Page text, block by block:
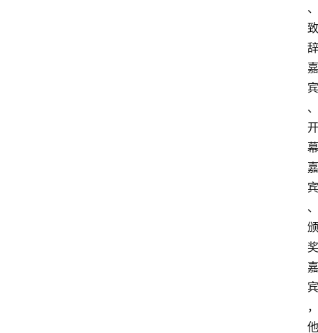
、
致
辞
嘉
宾
、
开
幕
嘉
宾
、
颁
奖
嘉
宾
，
他